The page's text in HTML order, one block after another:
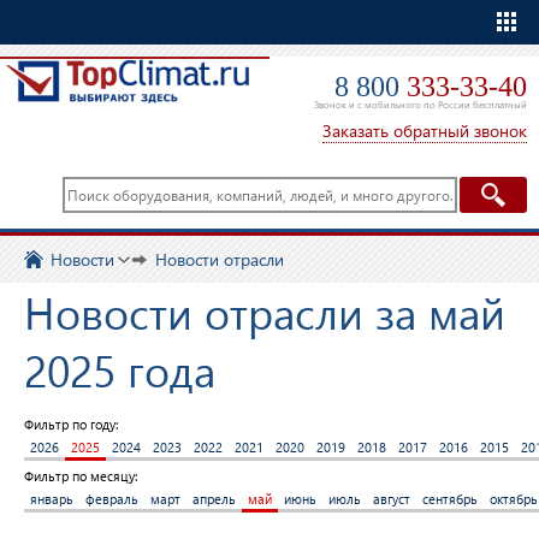
8 800 333-33-40
Звонок и с мобильного по России бесплатный
Заказать обратный звонок
Новости Новости отрасли
Новости отрасли за май
2025 года
Фильтр по году:
2026
2025 2024 2023 2022 2021 2020 2019 2018 2017 2016 2015
Фильтр по месяцу:
январь
февраль март апрель май июнь июль август сентябрь октябрь